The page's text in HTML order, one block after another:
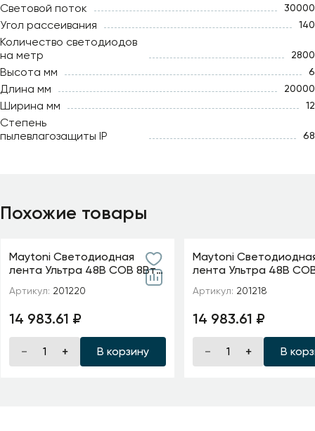
Световой поток 30000
Угол рассеивания 140
Количество светодиодов
на метр
2800
Высота мм 6
Длина мм 20000
Ширина мм 12
Степень
пылевлагозащиты IP
68
Похожие товары
Maytoni Светодиодная
лента Ультра 48В COB 8Вт/
м 4000K 20м IP 20 20D220
Артикул: 201220
14 983.61 ₽
В корзину
Maytoni
лента Ультра 48В
Артикул: 201218
14 983.61 ₽
В